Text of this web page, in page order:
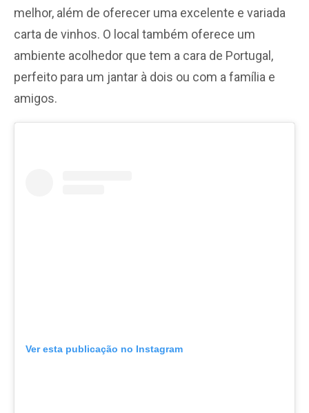
melhor, além de oferecer uma excelente e variada
carta de vinhos. O local também oferece um
ambiente acolhedor que tem a cara de Portugal,
perfeito para um jantar à dois ou com a família e
amigos.
Ver esta publicação no Instagram